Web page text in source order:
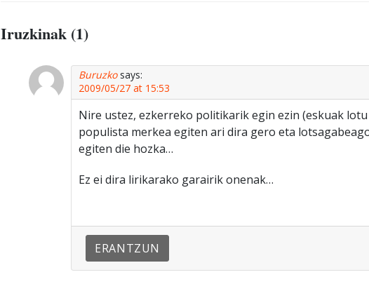
Iruzkinak (1)
Buruzko says:
2009/05/27 at 15:53
Nire ustez, ezkerreko politikarik egin ezin (eskuak
populista merkea egiten ari dira gero eta
egiten die hozka…
Ez ei dira lirikarako garairik onenak…
ERANTZUN